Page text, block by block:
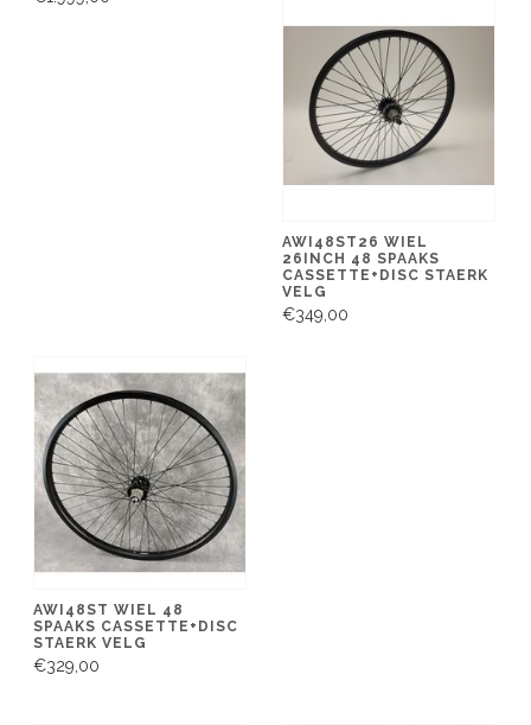
AWI48ST26 WIEL
26INCH 48 SPAAKS
CASSETTE+DISC STAERK
VELG
€349,00
AWI48ST WIEL 48
SPAAKS CASSETTE+DISC
STAERK VELG
€329,00